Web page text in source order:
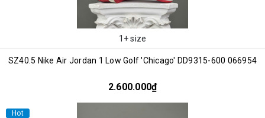
1+ size
SZ40.5 Nike Air Jordan 1 Low Golf 'Chicago' DD9315-600 066954
2.600.000₫
Hot